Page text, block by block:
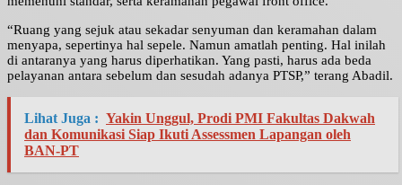
“Ruang yang sejuk atau sekadar senyuman dan keramahan dalam
menyapa, sepertinya hal sepele. Namun amatlah penting. Hal inilah
di antaranya yang harus diperhatikan. Yang pasti, harus ada beda
pelayanan antara sebelum dan sesudah adanya PTSP,” terang Abadil.
Lihat Juga : Yakin Unggul, Prodi PMI Fakultas Dakwah
dan Komunikasi Siap Ikuti Assessmen Lapangan oleh
BAN-PT